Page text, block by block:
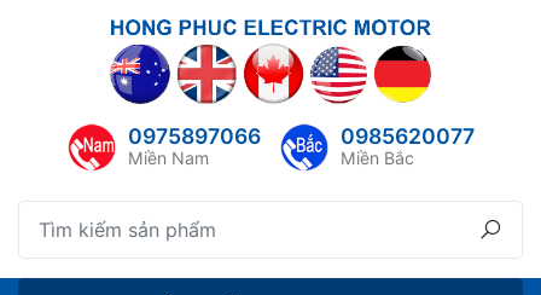
0975897066
Miền Nam
0985620077
Miền Bắc